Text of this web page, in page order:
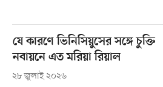
যে কারণে ভিনিসিয়ুসের সঙ্গে চুক্তি
নবায়নে এত মরিয়া রিয়াল
২৮ জুলাই ২০২৬